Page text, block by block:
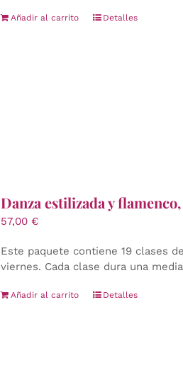
Añadir al carrito Detalles
Danza estilizada y
57,00 €
Este paquete contiene 19 clases
viernes. Cada clase dura una
Añadir al carrito Detalles